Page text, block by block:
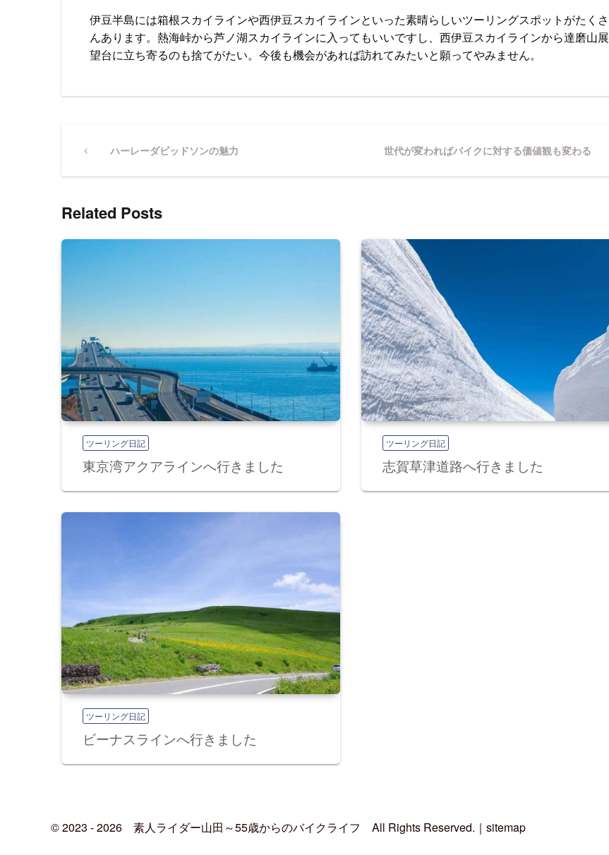
伊豆半島には箱根スカイラインや西伊豆スカイラインといった素晴らしいツーリングスポットがたくさ
んあります。熱海峠から芦ノ湖スカイラインに入ってもいいですし、西伊豆スカイラインから達磨山展
望台に立ち寄るのも捨てがたい。今後も機会があれば訪れてみたいと願ってやみません。
投
稿
ナ
ビ
ゲ
ー
シ
ョ
ン
Previousハーレーダビッドソンの魅力
Next
世代が変わればバイクに対する価値観も変わる
Related Posts
ツーリング日記
東京湾アクアラインへ行きました
ツーリング日記
志賀草津道路へ行きました
ツーリング日記
ビーナスラインへ行きました
© 2023 - 2026 素人ライダー山田～55歳からのバイクライフ All Rights Reserved.｜ sitemap